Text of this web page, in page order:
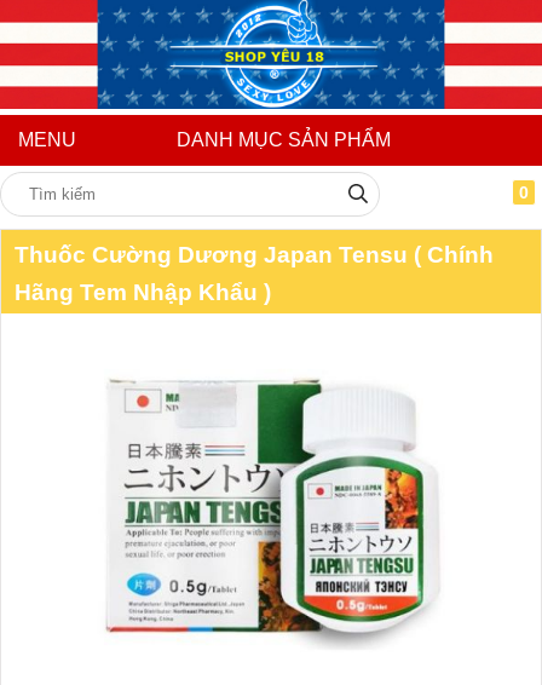
MENU DANH MỤC SẢN PHẨM
0
Thuốc Cường Dương Japan Tensu ( Chính
Hãng Tem Nhập Khẩu )